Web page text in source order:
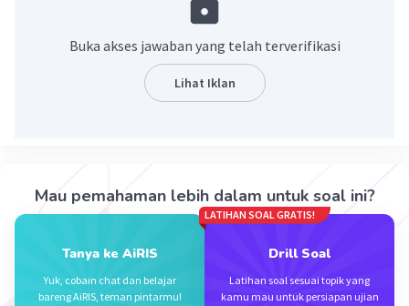
Buka akses jawaban yang telah terverifikasi
Lihat Iklan
Mau pemahaman lebih dalam untuk soal ini?
Tanya ke AiRIS
Yuk, cobain chat dan belajar
bareng AiRIS, teman pintarmu!
LATIHAN SOAL GRATIS!
Drill Soal
Latihan soal sesuai topik yang
kamu mau untuk persiapan ujian